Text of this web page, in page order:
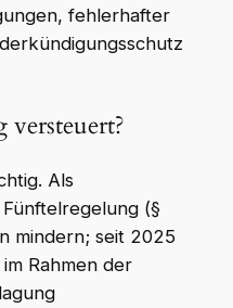
fehlerhafter
Als
(§
mindern; seit 2025
Rahmen der